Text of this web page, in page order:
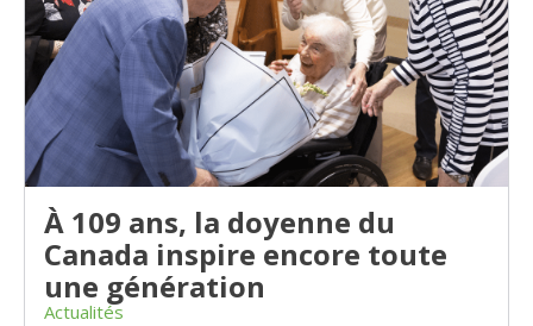
À 109 ans, la doyenne du
Canada inspire encore toute
une génération
Actualités